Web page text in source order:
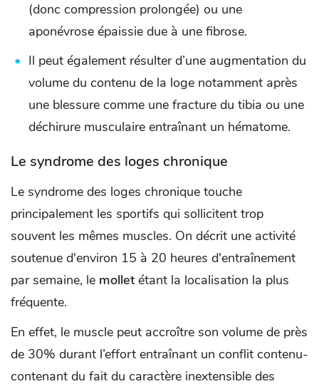
(donc compression prolongée) ou une
aponévrose épaissie due à une fibrose.
Il peut également résulter d’une augmentation du
volume du contenu de la loge notamment après
une blessure comme une fracture du tibia ou une
déchirure musculaire entraînant un hématome.
Le syndrome des loges chronique
Le syndrome des loges chronique touche
principalement les sportifs qui sollicitent trop
souvent les mêmes muscles. On décrit une activité
soutenue d'environ 15 à 20 heures d'entraînement
par semaine, le molletétant la localisation la plus
fréquente.
En effet, le muscle peut accroître son volume de près
de 30% durant l’effort entraînant un conflit contenu-
contenant du fait du caractère inextensible des